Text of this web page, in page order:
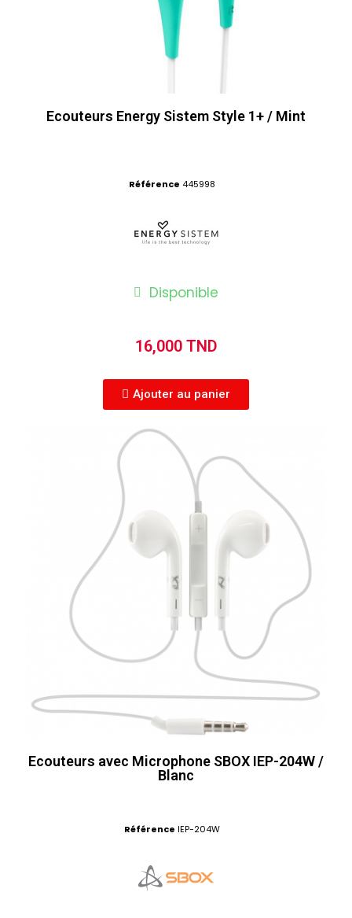
Ecouteurs Energy Sistem Style 1+ / Mint
Référence 445998
Disponible
16,000 TND
Ajouter au panier
Ecouteurs avec Microphone SBOX IEP-204W /
Blanc
Référence IEP-204W